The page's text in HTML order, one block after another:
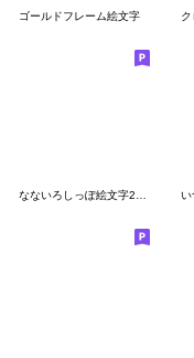
ゴールドフレーム絵文字